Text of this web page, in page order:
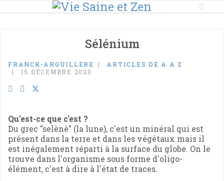
Sélénium
FRANCK-ARGUILLERE
ARTICLES DE A À Z
15 DÉCEMBRE 2020
Qu'est-ce que c'est ?
Du grec "selènè" (la lune), c'est un minéral qui est
présent dans la terre et dans les végétaux mais il
est inégalement réparti à la surface du globe. On le
trouve dans l'organisme sous forme d'oligo-
élément, c'est à dire à l'état de traces.